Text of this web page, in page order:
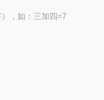
，如：三加四=7